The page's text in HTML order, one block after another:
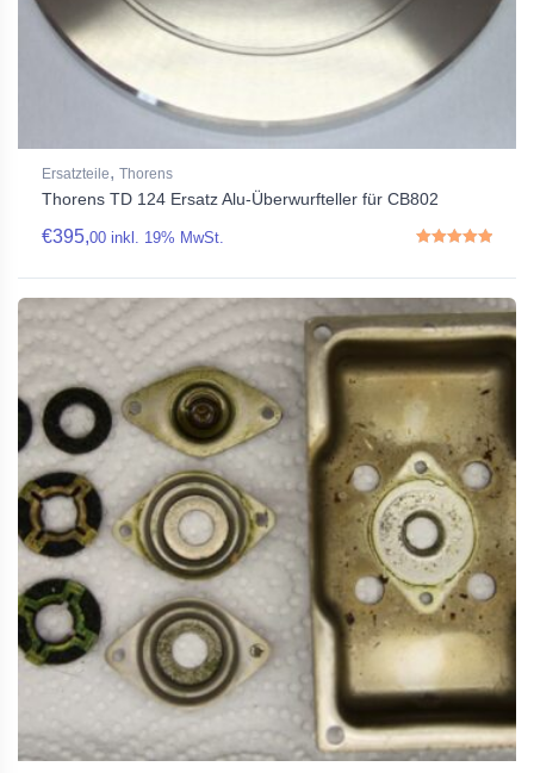
Ersatzteile, Thorens
Thorens TD 124 Ersatz Alu-Überwurfteller für CB802
€395,00 inkl. 19% MwSt.